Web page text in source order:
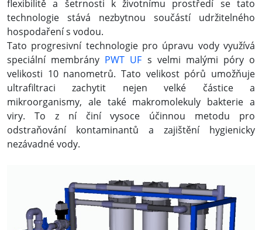
flexibilitě a šetrnosti k životnímu prostředí se tato
technologie stává nezbytnou součástí udržitelného
hospodaření s vodou.
Tato progresivní technologie pro úpravu vody využívá
speciální membrány PWT UF s velmi malými póry o
velikosti 10 nanometrů. Tato velikost pórů umožňuje
ultrafiltraci zachytit nejen velké částice a
mikroorganismy, ale také makromolekuly bakterie a
viry. To z ní činí vysoce účinnou metodu pro
odstraňování kontaminantů a zajištění hygienicky
nezávadné vody.